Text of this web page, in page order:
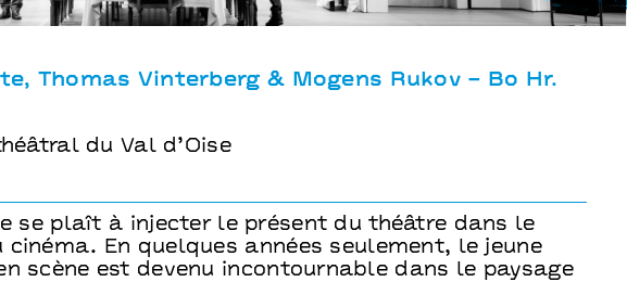
Thomas Vinterberg & Mogens Rukov – Bo Hr.
du Val d’Oise
se plaît à injecter le présent du théâtre dans le
cinéma. En quelques années seulement, le jeune
scène est devenu incontournable dans le paysage